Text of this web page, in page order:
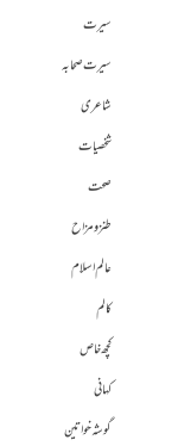
سیرت
سیرت صحابہ
شاعری
شخصیات
صحت
طنز و مزاح
عالم اسلام
کالم
کچھ خاص
کہانی
گوشہ خواتین